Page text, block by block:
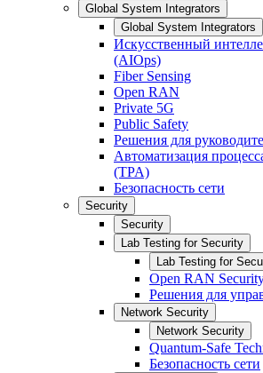
Global System Integrators
Global System Integrators
Искусственный
(AIOps)
Fiber Sensing
Open RAN
Private 5G
Public Safety
Решения для
Автоматизация
(TPA)
Безопасность сети
Security
Security
Lab Testing for Security
Lab Testing for
Open RAN
Решения для
Network Security
Network Security
Quantum-Safe
Безопасность сети